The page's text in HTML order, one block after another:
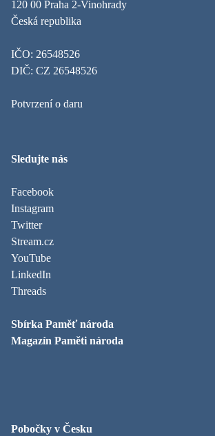
120 00 Praha 2-Vinohrady
Česká republika
IČO: 26548526
DIČ: CZ 26548526
Potvrzení o daru
Sledujte nás
Facebook
Instagram
Twitter
Stream.cz
YouTube
LinkedIn
Threads
Sbírka Paměť národa
Magazín Paměti národa
Pobočky v Česku